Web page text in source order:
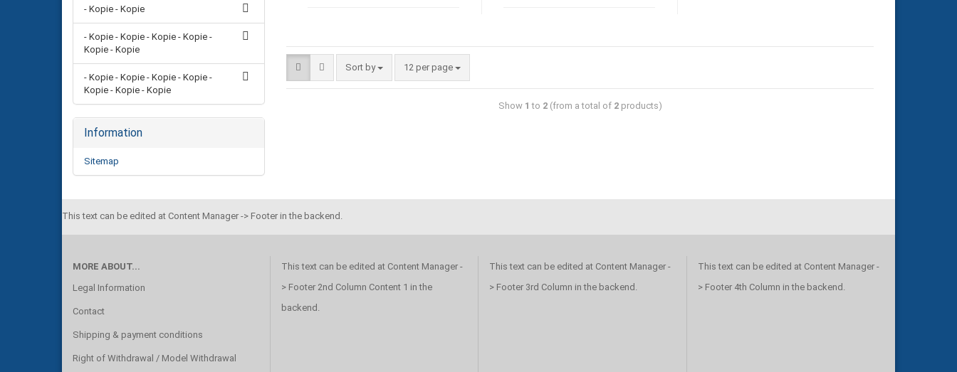
Sort by 12 per page
Show 1 to 2(from a total of 2products)
- Kopie - Kopie
- Kopie - Kopie - Kopie - Kopie -
Kopie - Kopie
- Kopie - Kopie - Kopie - Kopie -
Kopie - Kopie - Kopie
Information
Sitemap
This text can be edited at Content Manager -> Footer in the backend.
MORE ABOUT...
Legal Information
Contact
Shipping & payment conditions
Right of Withdrawal / Model Withdrawal
This text can be edited at Content Manager -
> Footer 2nd Column Content 1 in the
backend.
This text can be edited at Content Manager -
> Footer 3rd Column in the backend.
This text can be edited at Content Manager -
> Footer 4th Column in the backend.